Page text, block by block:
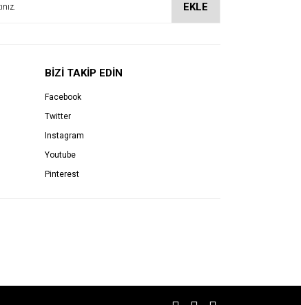
EKLE
BİZİ TAKİP EDİN
Facebook
Twitter
Instagram
Youtube
Pinterest